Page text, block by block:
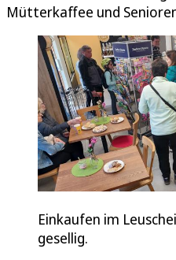
Mütterkaffee und
Einkaufen im
gesellig.